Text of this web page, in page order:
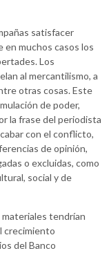
satisfacer
en muchos casos los
Los
al mercantilismo, a
otras cosas. Este
de poder,
la frase del periodista
con el conflicto,
de opinión,
o excluidas, como
social y de
materiales tendrían
crecimiento
del Banco